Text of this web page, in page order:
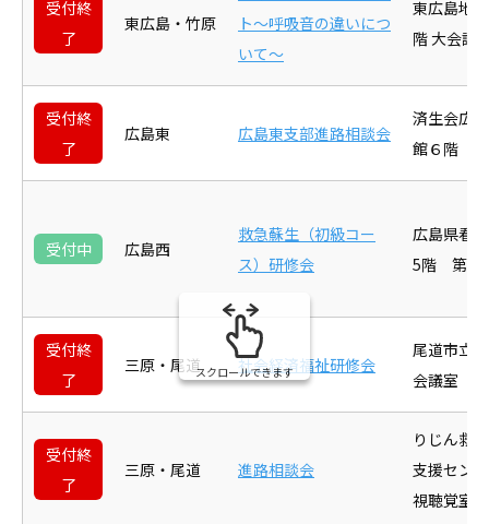
受付終
了
東広島・竹原
ト～呼吸音の違いにつ
いて～
東広島地
階 大会議
受付終
了
広島東 広島東支部進路相談会
済生会広
館６階 多
受付中 広島西
救急蘇生（初級コー
ス）研修会
広島県看
5階 第5
受付終
了
三原・尾道 社会経済福祉研修会
尾道市立
会議室
受付終
了
三原・尾道 進路相談会
りじん救
支援セ
視聴覚室
スクロールできます